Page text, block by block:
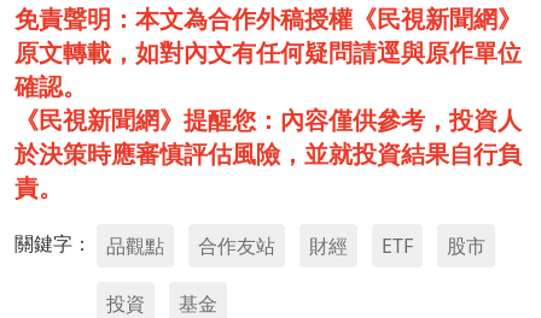
免責聲明：本文為合作外稿授權《民視新聞網》
原文轉載，如對內文有任何疑問請逕與原作單位
確認。
《民視新聞網》提醒您：內容僅供參考，投資人
於決策時應審慎評估風險，並就投資結果自行負
責。
關鍵字： 品觀點 合作友站 財經 ETF 股市
投資 基金